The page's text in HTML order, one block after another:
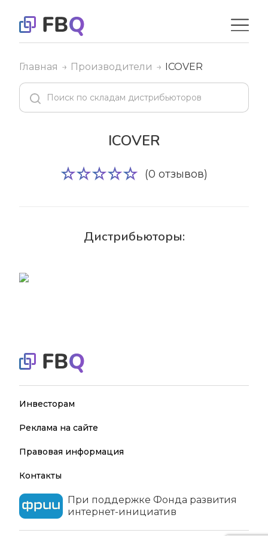
Главная Производители ICOVER
ICOVER
(0 отзывов)
Дистрибьюторы:
При поддержке Фонда развития
интернет-инициатив
Инвесторам
Реклама на сайте
Правовая информация
Контакты